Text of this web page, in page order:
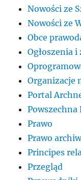
Nowości ze
Nowości ze
Obce
Ogłoszenia
Organizacje
Portal
Powszechna
Prawo
Prawo
Principes
Przegląd